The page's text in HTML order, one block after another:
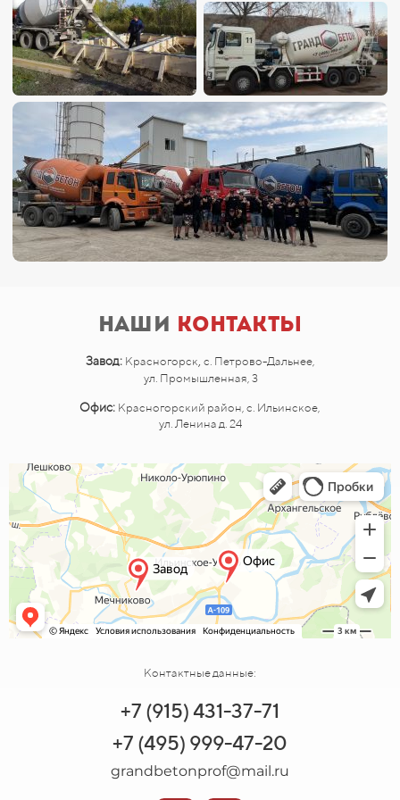
Наши контакты
Завод: Красногорск, с. Петрово-Дальнее,
ул. Промышленная, 3
Офис: Красногорский район, с. Ильинское,
ул. Ленина д. 24
Контактные данные:
+7 (915) 431-37-71
+7 (495) 999-47-20
grandbetonprof@mail.ru